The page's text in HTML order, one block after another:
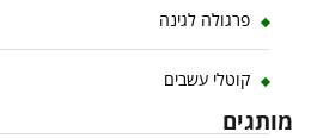
פרגולה לגינה
קוטלי עשבים
מותגים